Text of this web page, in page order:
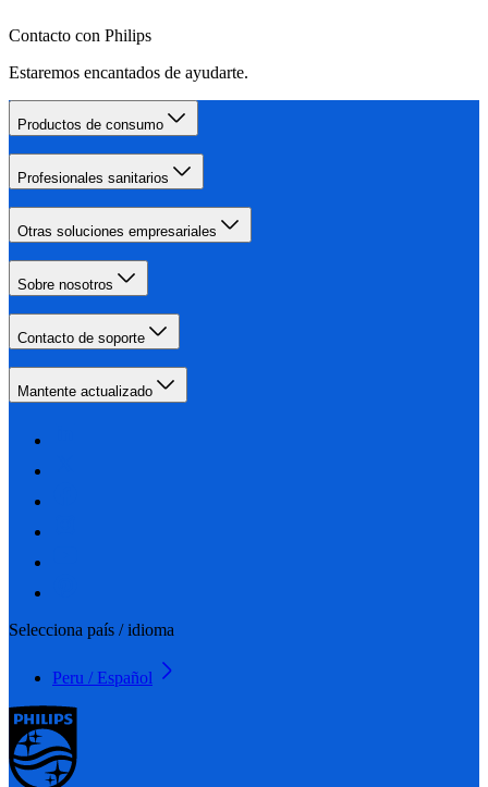
Contacto con Philips
Estaremos encantados de ayudarte.
Productos de consumo
Profesionales sanitarios
Otras soluciones empresariales
Sobre nosotros
Contacto de soporte
Mantente actualizado
Selecciona país / idioma
Peru / Español